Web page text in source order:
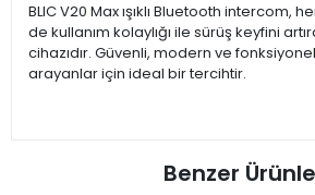
BLIC V20 Max ışıklı Bluetooth intercom,
de kullanım kolaylığı ile sürüş keyfini
cihazıdır. Güvenli, modern ve
arayanlar için ideal bir tercihtir.
Benzer